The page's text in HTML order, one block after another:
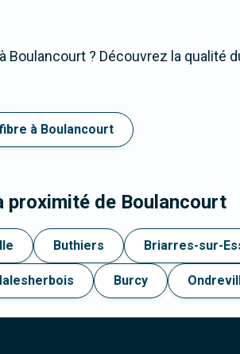
? Découvrez la qualité
à Boulancourt
proximité de Boulancourt
Buthiers Briarres-sur-
Burcy